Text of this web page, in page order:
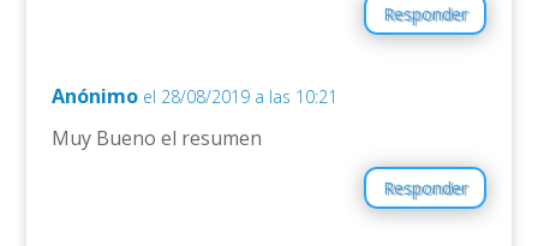
Responder
Anónimo el 28/08/2019 a las 10:21
Muy Bueno el resumen
Responder